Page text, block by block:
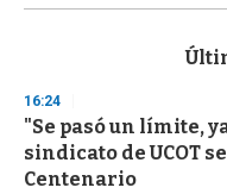
s
d
s
o
f
3
16:24
"Se pasó un límite,
sindicato de UCOT
Centenario